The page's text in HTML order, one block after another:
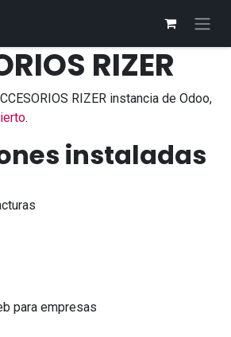
RIZER
RIZER instancia de Odoo,
.
instaladas
para empresas